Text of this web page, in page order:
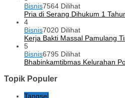
Bisnis7564 Dilihat
Pria di Serang Dihukum 1
4
Bisnis7020 Dilihat
Kerja Bakti Massal Pamulang
5
Bisnis6795 Dilihat
Bhabinkamtibmas Kelurahan
Topik Populer
Tangsel